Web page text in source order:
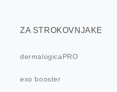
ZA STROKOVNJAKE
dermalogicaPRO
exo booster